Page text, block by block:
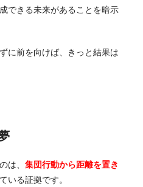
できる未来があることを暗示
に前を向けば、きっと結果は
は、 集団行動から距離を置き
いる証拠です。